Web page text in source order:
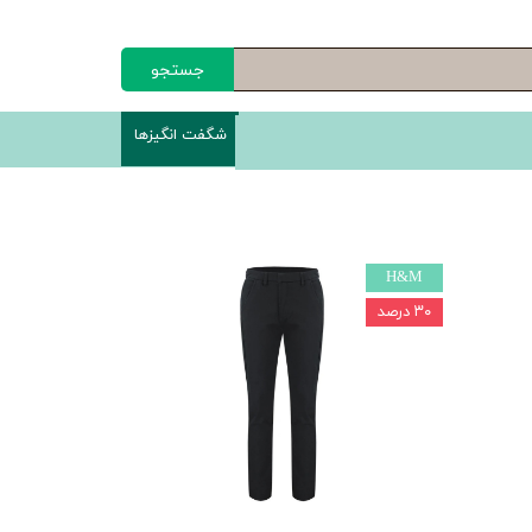
جستجو
شگفت انگیزها
H&M
۳۰ درصد